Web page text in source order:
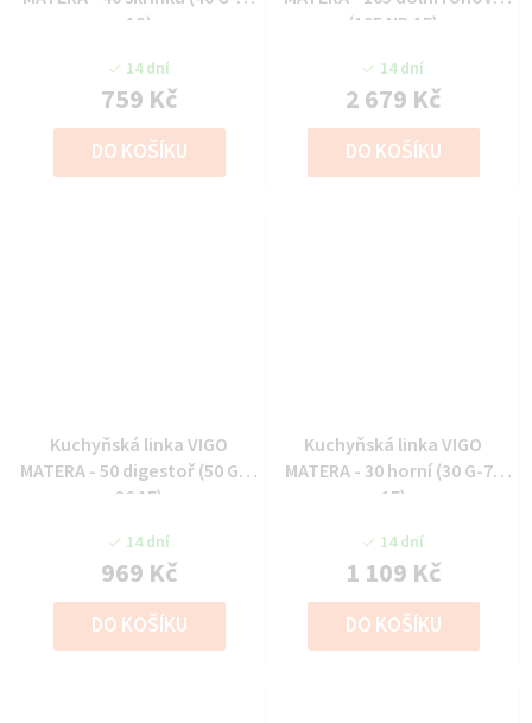
1S)
14 dní
759 Kč
DO KOŠÍKU
(105 ND 1F)
14 dní
2 679 Kč
DO KOŠÍKU
Kuchyňská linka VIGO
MATERA - 50 digestoř (50 GU-
36 1F)
14 dní
969 Kč
DO KOŠÍKU
Kuchyňská linka VIGO
MATERA - 30 horní (30 G-72
1F)
14 dní
1 109 Kč
DO KOŠÍKU